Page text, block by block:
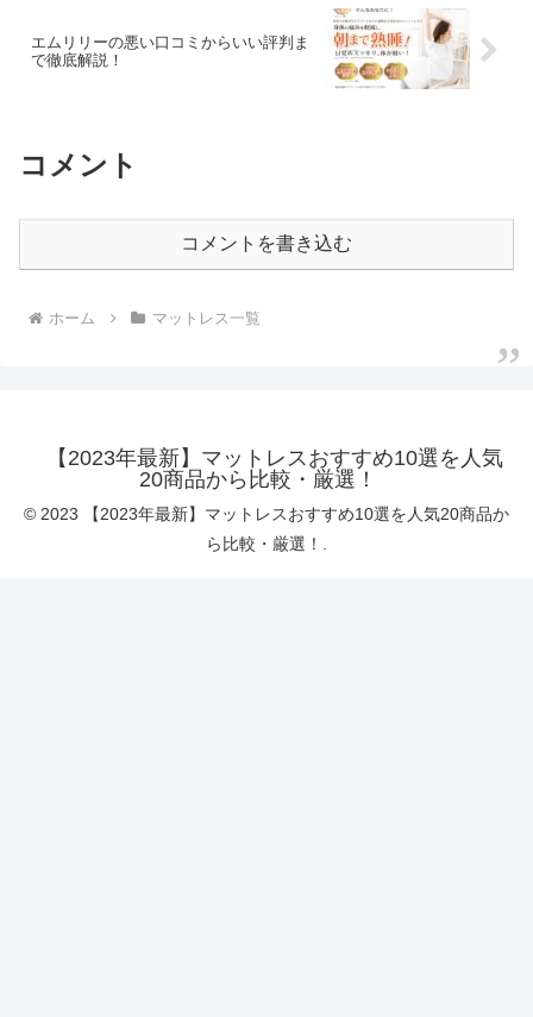
エムリリーの悪い口コミからいい評判ま
で徹底解説！
コメント
コメントを書き込む
ホーム マットレス一覧
【2023年最新】マットレスおすすめ10選を人気
20商品から比較・厳選！
© 2023 【2023年最新】マットレスおすすめ10選を人気20商品か
ら比較・厳選！.